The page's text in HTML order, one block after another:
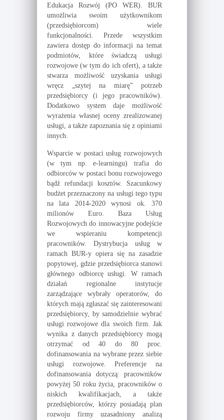
Edukacja Rozwój (PO WER). BUR
umożliwia swoim użytkownikom
(przedsiębiorcom) wiele
funkcjonalności. Przede wszystkim
zawiera dostęp do informacji na temat
podmiotów, które świadczą usługi
rozwojowe (w tym do ich ofert), a także
stwarza możliwość uzyskania usługi
wręcz „szytej na miarę” potrzeb
przedsiębiorcy (i jego pracowników).
Dodatkowo system daje możliwość
wyrażenia własnej oceny zrealizowanej
usługi, a także zapoznania się z opiniami
innych.
Wsparcie w postaci usług rozwojowych
(w tym np. e-learningu) trafia do
odbiorców w postaci bonu rozwojowego
bądź refundacji kosztów. Szacunkowy
budżet przeznaczony na usługi tego typu
na lata 2014-2020 wynosi ok. 370
milionów Euro. Baza Usług
Rozwojowych do innowacyjne podejście
we wspieraniu kompetencji
pracowników. Dystrybucja usług w
ramach BUR-y opiera się na zasadzie
popytowej, gdzie przedsiębiorca stanowi
głównego odbiorcę usługi. W ramach
działań regionalne instytucje
zarządzające wybrały operatorów, do
których mają zgłaszać się zainteresowani
przedsiębiorcy, by samodzielnie wybrać
usługi rozwojowe dla swoich firm. Jak
wynika z danych przedsiębiorcy mogą
otrzymać od 40 do 80 proc.
dofinansowania na wybrane przez siebie
usługi rozwojowe. Preferencje na
dofinansowania dotyczą: pracowników
powyżej 50 roku życia, pracowników o
niskich kwalifikacjach, a także
przedsiębiorców, którzy posiadają plan
rozwoju firmy uzasadniony analizą